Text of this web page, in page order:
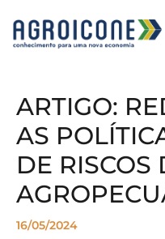
ARTIGO:
AS
DE RISCOS
16/05/2024